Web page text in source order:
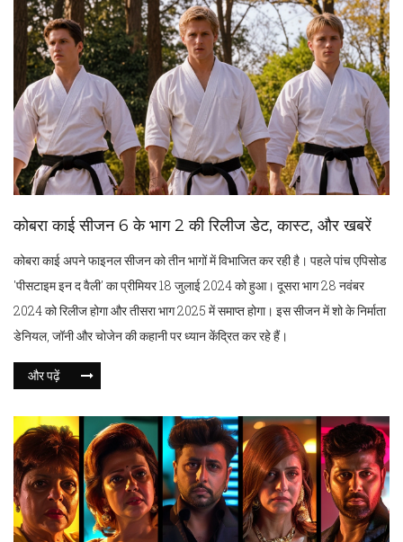
कोबरा काई सीजन 6 के भाग 2 की रिलीज डेट, कास्ट, और खबरें
कोबरा काई अपने फाइनल सीजन को तीन भागों में विभाजित कर रही है। पहले पांच एपिसोड
'पीसटाइम इन द वैली' का प्रीमियर 18 जुलाई 2024 को हुआ। दूसरा भाग 28 नवंबर
2024 को रिलीज होगा और तीसरा भाग 2025 में समाप्त होगा। इस सीजन में शो के निर्माता
डेनियल, जॉनी और चोजेन की कहानी पर ध्यान केंद्रित कर रहे हैं।
और पढ़ें